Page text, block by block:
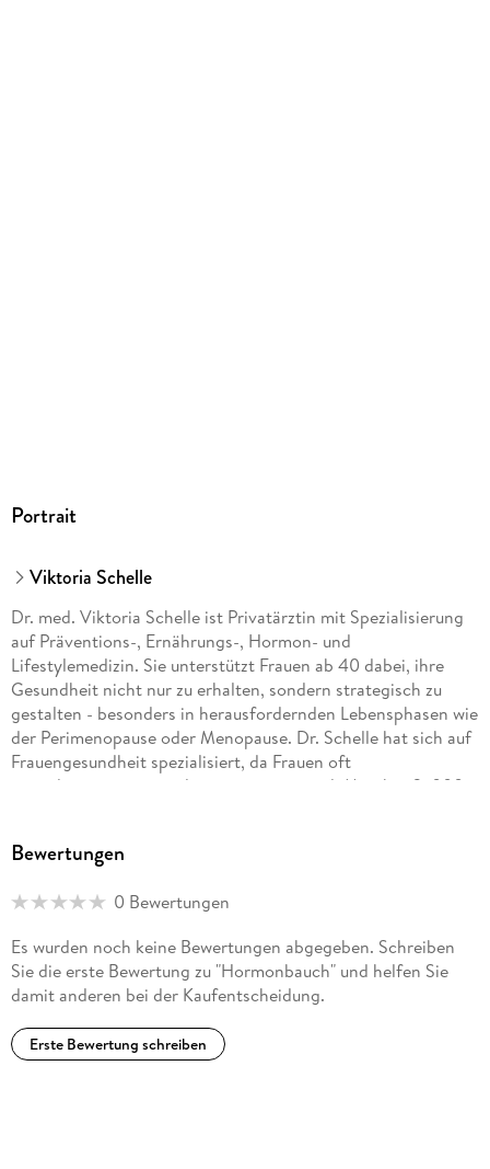
Portrait
Viktoria Schelle
Dr. med. Viktoria Schelle ist Privatärztin mit Spezialisierung
auf Präventions-, Ernährungs-, Hormon- und
Lifestylemedizin. Sie unterstützt Frauen ab 40 dabei, ihre
Gesundheit nicht nur zu erhalten, sondern strategisch zu
gestalten - besonders in herausfordernden Lebensphasen wie
der Perimenopause oder Menopause. Dr. Schelle hat sich auf
Frauengesundheit spezialisiert, da Frauen oft
unterdiagnostiziert und unterversorgt sind. Mit über 2. 000
führende Expertin für evidenzbasierte, personalisierte
Gesundheit als Top-Ernährungsberaterin ausgezeichnet.
Bewertungen
0 Bewertungen
Es wurden noch keine Bewertungen abgegeben. Schreiben
Sie die erste Bewertung zu "Hormonbauch" und helfen Sie
damit anderen bei der Kaufentscheidung.
Erste Bewertung schreiben